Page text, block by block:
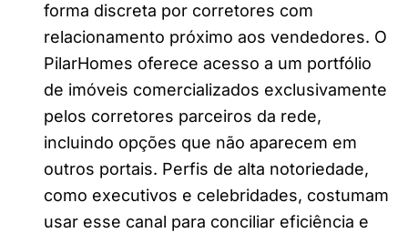
forma discreta por corretores com
relacionamento próximo aos vendedores. O
PilarHomes oferece acesso a um portfólio
de imóveis comercializados exclusivamente
pelos corretores parceiros da rede,
incluindo opções que não aparecem em
outros portais. Perfis de alta notoriedade,
como executivos e celebridades, costumam
usar esse canal para conciliar eficiência e